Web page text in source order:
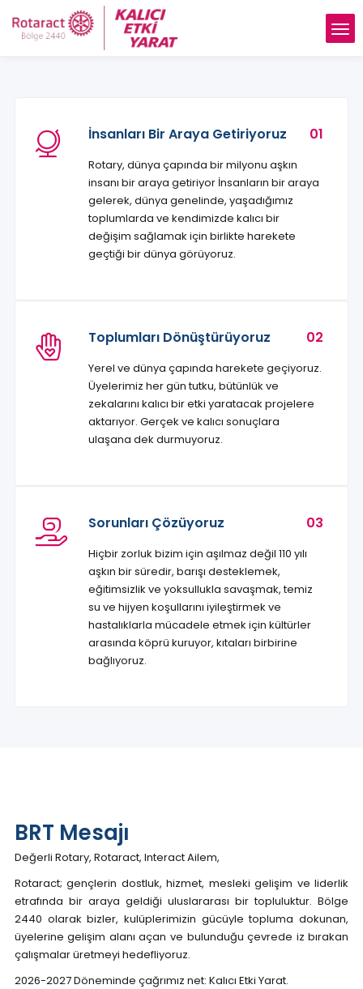
İnsanları Bir Araya Getiriyoruz 01
Rotary, dünya çapında bir milyonu aşkın
insanı bir araya getiriyor İnsanların bir araya
gelerek, dünya genelinde, yaşadığımız
toplumlarda ve kendimizde kalıcı bir
değişim sağlamak için birlikte harekete
geçtiği bir dünya görüyoruz.
Toplumları Dönüştürüyoruz 02
Yerel ve dünya çapında harekete geçiyoruz.
Üyelerimiz her gün tutku, bütünlük ve
zekalarını kalıcı bir etki yaratacak projelere
aktarıyor. Gerçek ve kalıcı sonuçlara
ulaşana dek durmuyoruz.
Sorunları Çözüyoruz 03
Hiçbir zorluk bizim için aşılmaz değil 110 yılı
aşkın bir süredir, barışı desteklemek,
eğitimsizlik ve yoksullukla savaşmak, temiz
su ve hijyen koşullarını iyileştirmek ve
hastalıklarla mücadele etmek için kültürler
arasında köprü kuruyor, kıtaları birbirine
bağlıyoruz.
BRT Mesajı
Değerli Rotary, Rotaract, Interact Ailem,
Rotaract; gençlerin dostluk, hizmet, mesleki gelişim ve liderlik
etrafında bir araya geldiği uluslararası bir topluluktur. Bölge
2440 olarak bizler, kulüplerimizin gücüyle topluma dokunan,
üyelerine gelişim alanı açan ve bulunduğu çevrede iz bırakan
çalışmalar üretmeyi hedefliyoruz.
2026-2027 Döneminde çağrımız net: Kalıcı Etki Yarat.